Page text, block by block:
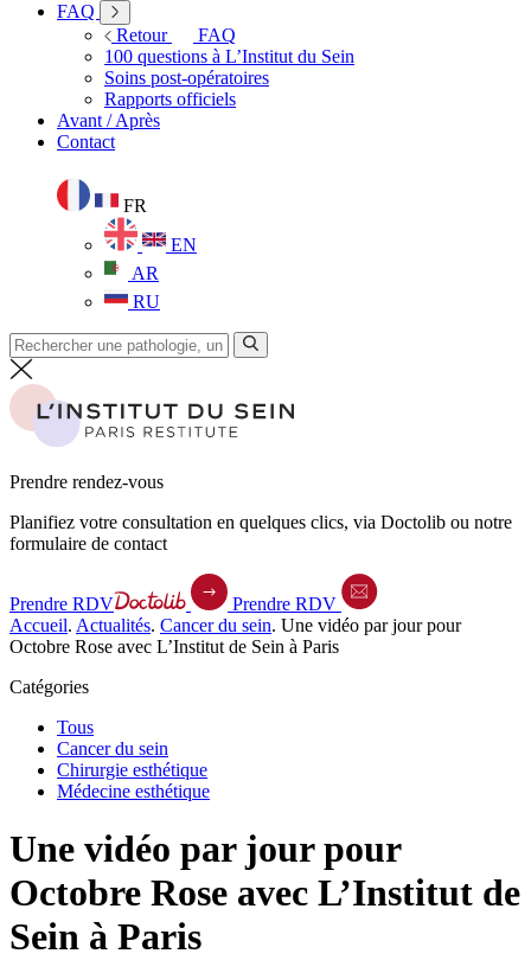
FAQ
Retour
FAQ
100 questions à L’Institut du Sein
Soins post-opératoires
Rapports officiels
Avant / Après
Contact
FR
EN
AR
RU
Prendre rendez-vous
Planifiez votre consultation en quelques clics, via Doctolib ou notre
formulaire de contact
Prendre RDV
Prendre RDV
Accueil. Actualités. Cancer du sein. Une vidéo par jour pour
Octobre Rose avec L’Institut de Sein à Paris
Catégories
Tous
Cancer du sein
Chirurgie esthétique
Médecine esthétique
Une vidéo par jour pour
Octobre Rose avec L’Institut de
Sein à Paris